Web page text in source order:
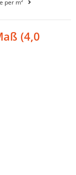
per m²
(4,0